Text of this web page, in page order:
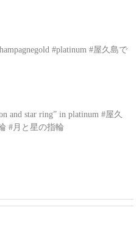
#platinum #屋久島で
and star ring” in platinum #屋久
#月と星の指輪